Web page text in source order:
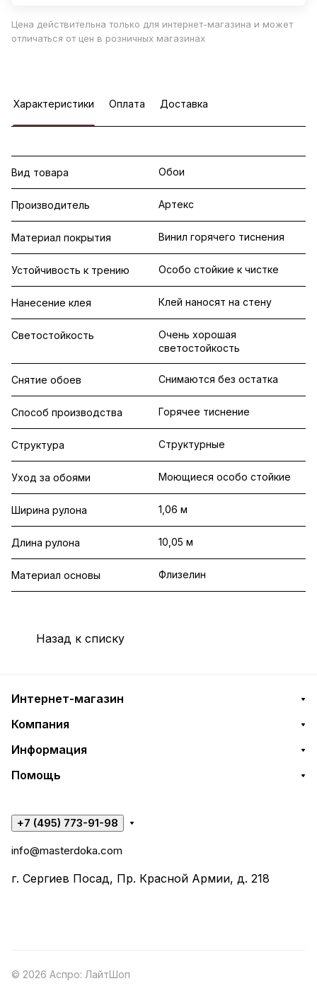
Цена действительна только для интернет-магазина и может
отличаться от цен в розничных магазинах
Характеристики Оплата Доставка
Вид товара Обои
Производитель Артекс
Материал покрытия Винил горячего тиснения
Устойчивость к трению Особо стойкие к чистке
Нанесение клея Клей наносят на стену
Светостойкость
Очень хорошая
светостойкость
Снятие обоев Снимаются без остатка
Способ производства Горячее тиснение
Структура Структурные
Уход за обоями Моющиеся особо стойкие
Ширина рулона 1,06 м
Длина рулона 10,05 м
Материал основы Флизелин
Назад к списку
Интернет-магазин
Компания
Информация
Помощь
+7 (495) 773-91-98
info@masterdoka.com
г. Сергиев Посад, Пр. Красной Армии, д. 218
© 2026 Аспро: ЛайтШоп